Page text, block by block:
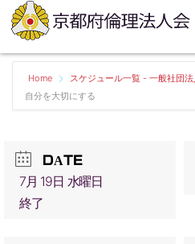
Home
スケジュール一覧 - 一般社団
自分を大切にする
DATE
7月 19日 水曜日
終了